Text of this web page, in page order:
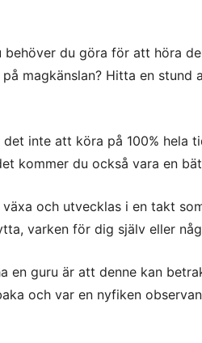
behöver du göra för att höra
magkänslan? Hitta en stund
inte att köra på 100% hela
kommer du också vara en
växa och utvecklas i en takt
varken för dig själv eller
en guru är att denne kan
och var en nyfiken